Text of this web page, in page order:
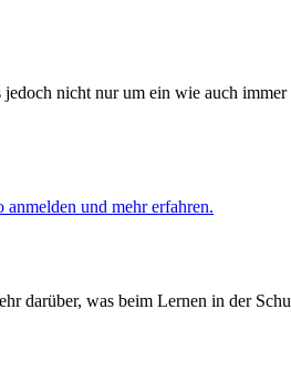
nicht nur um ein wie auch immer
anmelden und mehr erfahren.
darüber, was beim Lernen in der